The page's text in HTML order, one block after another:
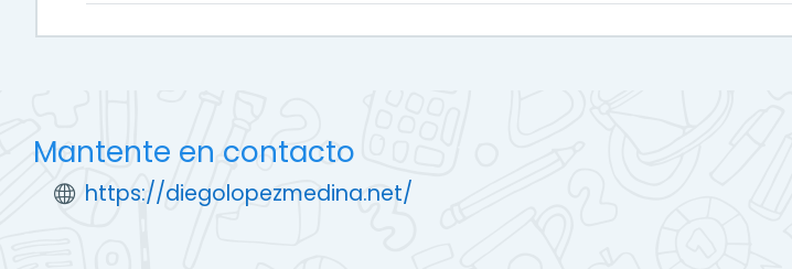
Mantente en contacto
https://diegolopezmedina.net/